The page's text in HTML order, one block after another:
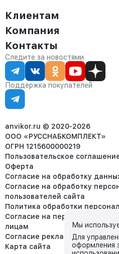
Клиентам
Доставка
Оплата
Сервис
Статус заказа
Статьи
Компания
О компании
Контакты
Партнёрам
Контакты
Отдел продаж:
8 (800) 234-22-62
corp@anvikor.ru
Ежедневно, с 7:00-19:00 (МСК)
Отдел рекламации:
8 (953) 455-25-61
Следите за новостями
Поддержка покупателей
anvikor.ru © 2020-2026
ООО «РУССНАБКОМПЛЕКТ»
ОГРН 1215600000219
Пользовательское
Оферта
Согласие на обработку
Согласие на обработку
пользователей сайта
Политика обработки
Согласие на передачу
лицам
Согласие реклама
Карта сайта
Мы
Для
оформления